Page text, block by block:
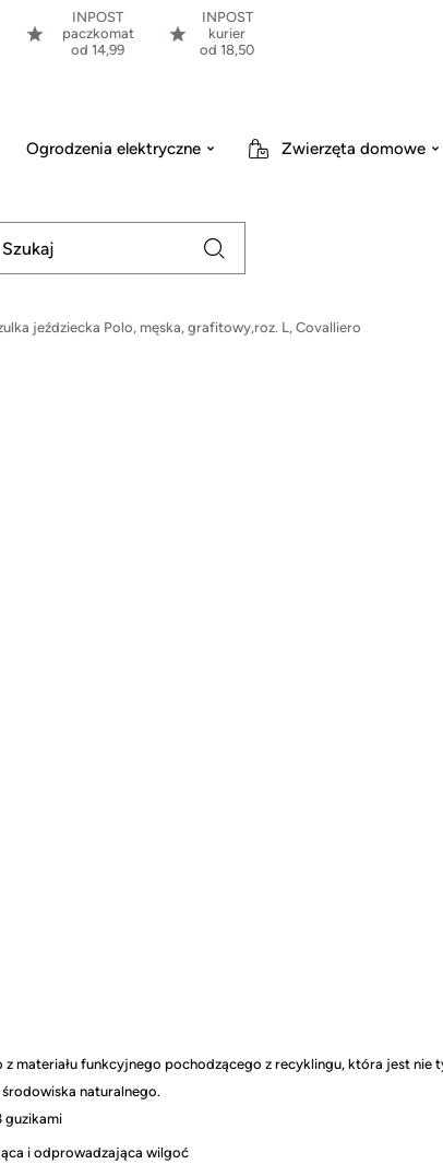
INPOST
paczkomat
od 14,99
INPOST
kurier
od 18,50
Ogrodzenia elektryczne Zwierzęta domowe
jeździecka Polo, męska, grafitowy,roz. L, Covalliero
z materiału funkcyjnego pochodzącego z recyklingu, która jest nie
naturalnego.
guzikami
i odprowadzająca wilgoć